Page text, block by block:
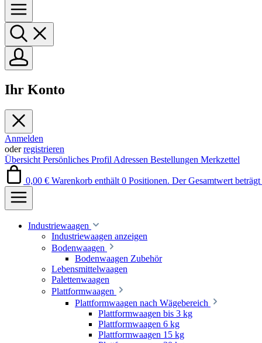
Ihr Konto
Anmelden
oderregistrieren
Übersicht Persönliches Profil Adressen Bestellungen Merkzettel
0,00 € Warenkorb enthält 0 Positionen. Der Gesamtwert
Industriewaagen
Industriewaagen anzeigen
Bodenwaagen
Bodenwaagen Zubehör
Lebensmittelwaagen
Palettenwaagen
Plattformwaagen
Plattformwaagen nach Wägebereich
Plattformwaagen bis 3 kg
Plattformwaagen 6 kg
Plattformwaagen 15 kg